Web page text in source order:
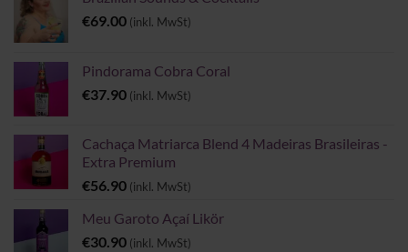
€69.00 (inkl. MwSt)
Pindorama Cobra Coral
€37.90 (inkl. MwSt)
Cachaça Matriarca Blend 4 Madeiras Brasileiras -
Extra Premium
€56.90 (inkl. MwSt)
Meu Garoto Açaí Likör
€30.90 (inkl. MwSt)